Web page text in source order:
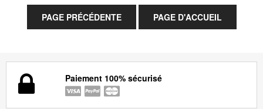
Paiement 100% sécurisé